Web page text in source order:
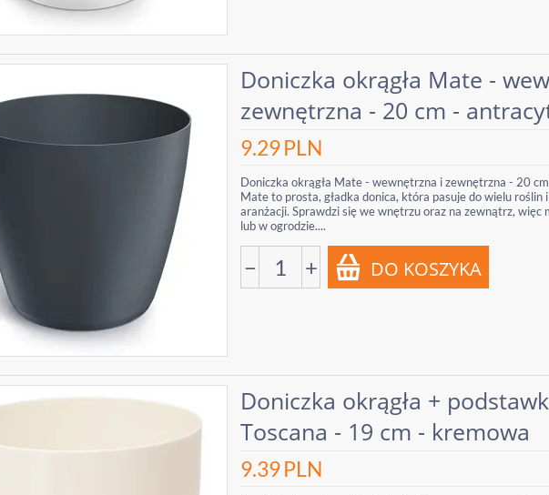
Doniczka okrągła Mate -
zewnętrzna - 20 cm -
9.29PLN
Doniczka okrągła Mate - wewnętrzna i zewnętrzna - 20
Mate to prosta, gładka donica, która pasuje do wielu
aranżacji. Sprawdzi się we wnętrzu oraz na zewnątrz, więc
lub w ogrodzie....
− +
Doniczka okrągła +
Toscana - 19 cm - kremowa
9.39PLN